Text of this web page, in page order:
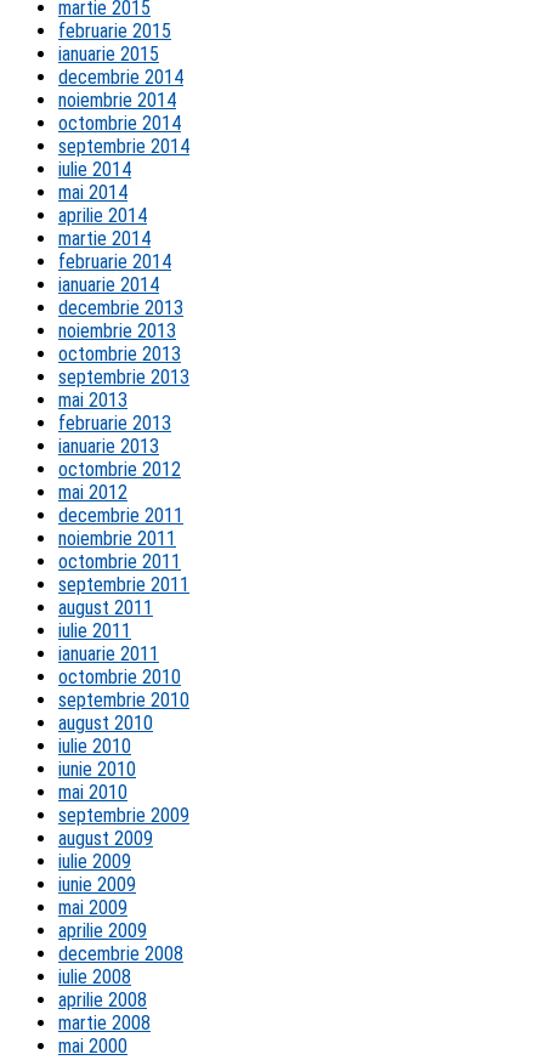
martie 2015
februarie 2015
ianuarie 2015
decembrie 2014
noiembrie 2014
octombrie 2014
septembrie 2014
iulie 2014
mai 2014
aprilie 2014
martie 2014
februarie 2014
ianuarie 2014
decembrie 2013
noiembrie 2013
octombrie 2013
septembrie 2013
mai 2013
februarie 2013
ianuarie 2013
octombrie 2012
mai 2012
decembrie 2011
noiembrie 2011
octombrie 2011
septembrie 2011
august 2011
iulie 2011
ianuarie 2011
octombrie 2010
septembrie 2010
august 2010
iulie 2010
iunie 2010
mai 2010
septembrie 2009
august 2009
iulie 2009
iunie 2009
mai 2009
aprilie 2009
decembrie 2008
iulie 2008
aprilie 2008
martie 2008
mai 2000